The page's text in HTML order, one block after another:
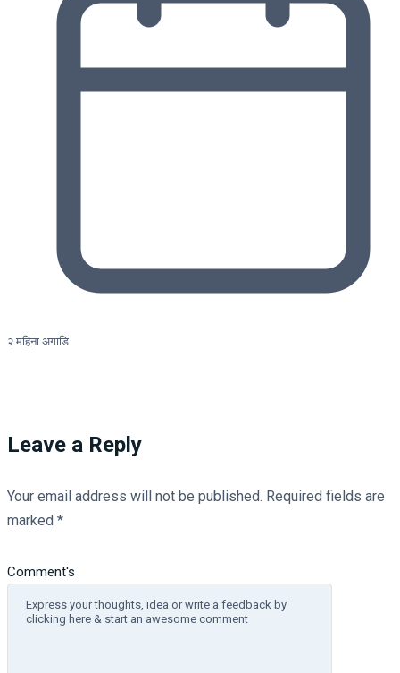
२ महिना अगाडि
Leave a Reply
Your email address will not be published. Required fields are
marked *
Comment's